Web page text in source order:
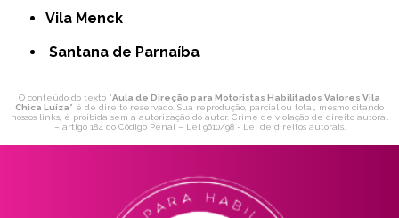
Vila Menck
Santana de Parnaíba
O conteúdo do texto "Aula de Direção para Motoristas Habilitados Valores Vila
Chica Luíza" é de direito reservado. Sua reprodução, parcial ou total, mesmo citando
nossos links, é proibida sem a autorização do autor. Crime de violação de direito autoral
– artigo 184 do Código Penal – Lei 9610/98 - Lei de direitos autorais.